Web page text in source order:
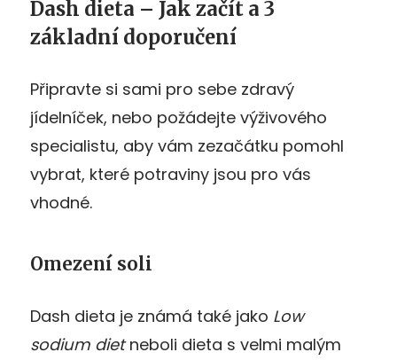
Dash dieta – Jak začít a 3
základní doporučení
Připravte si sami pro sebe zdravý
jídelníček, nebo požádejte výživového
specialistu, aby vám zezačátku pomohl
vybrat, které potraviny jsou pro vás
vhodné.
Omezení soli
Dash dieta je známá také jako Low
sodium dietneboli dieta s velmi malým